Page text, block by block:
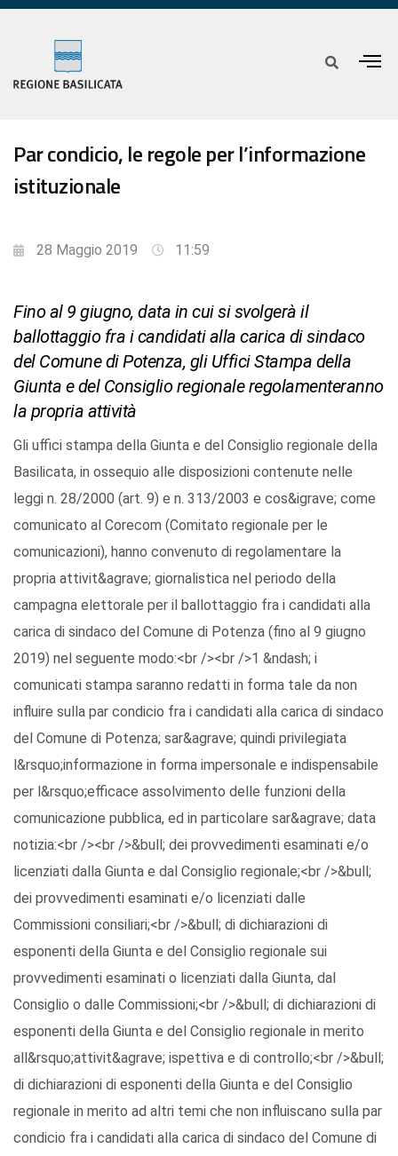
Par condicio, le regole per l’informazione
istituzionale
28 Maggio 2019 11:59
Fino al 9 giugno, data in cui si svolgerà il
ballottaggio fra i candidati alla carica di sindaco
del Comune di Potenza, gli Uffici Stampa della
Giunta e del Consiglio regionale regolamenteranno
la propria attività
Gli uffici stampa della Giunta e del Consiglio regionale della
Basilicata, in ossequio alle disposizioni contenute nelle
leggi n. 28/2000 (art. 9) e n. 313/2003 e cos&igrave; come
comunicato al Corecom (Comitato regionale per le
comunicazioni), hanno convenuto di regolamentare la
propria attivit&agrave; giornalistica nel periodo della
campagna elettorale per il ballottaggio fra i candidati alla
carica di sindaco del Comune di Potenza (fino al 9 giugno
2019) nel seguente modo:<br /><br />1 &ndash; i
comunicati stampa saranno redatti in forma tale da non
influire sulla par condicio fra i candidati alla carica di sindaco
del Comune di Potenza; sar&agrave; quindi privilegiata
l&rsquo;informazione in forma impersonale e indispensabile
per l&rsquo;efficace assolvimento delle funzioni della
comunicazione pubblica, ed in particolare sar&agrave; data
notizia:<br /><br />&bull; dei provvedimenti esaminati e/o
licenziati dalla Giunta e dal Consiglio regionale;<br />&bull;
dei provvedimenti esaminati e/o licenziati dalle
Commissioni consiliari;<br />&bull; di dichiarazioni di
esponenti della Giunta e del Consiglio regionale sui
provvedimenti esaminati o licenziati dalla Giunta, dal
Consiglio o dalle Commissioni;<br />&bull; di dichiarazioni di
esponenti della Giunta e del Consiglio regionale in merito
all&rsquo;attivit&agrave; ispettiva e di controllo;<br />&bull;
di dichiarazioni di esponenti della Giunta e del Consiglio
regionale in merito ad altri temi che non influiscano sulla par
condicio fra i candidati alla carica di sindaco del Comune di